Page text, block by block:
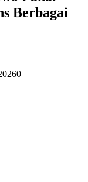
Berbagai
0